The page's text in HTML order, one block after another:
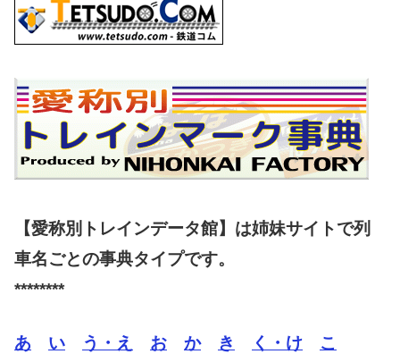
【愛称別トレインデータ館】は姉妹サイトで列
車名ごとの事典タイプです。
********
あ い う・え お か き く・け
こ